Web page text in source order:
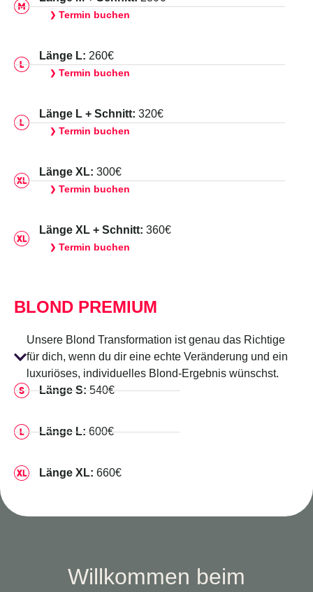
❯ Termin buchen
Länge L: 260€
❯ Termin buchen
Länge L + Schnitt: 320€
❯ Termin buchen
Länge XL: 300€
❯ Termin buchen
Länge XL + Schnitt: 360€
❯ Termin buchen
BLOND PREMIUM
Unsere Blond Transformation ist genau das Richtige
für dich, wenn du dir eine echte Veränderung und ein
luxuriöses, individuelles Blond-Ergebnis wünschst.
Länge S:540€
Länge L:600€
Länge XL: 660€
Willkommen beim